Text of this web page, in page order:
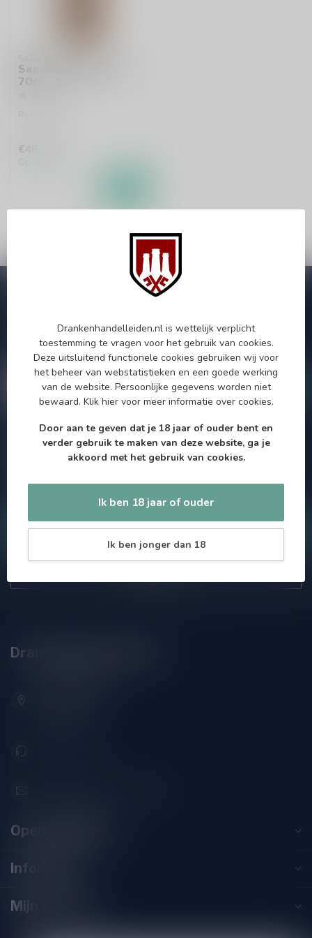
Sagamore Spirit Rye
70cl
€48,99
Op voorraad
Meer informatie
Als je vragen hebt over onze producten of jouw aankoop, bezoek
bedrijfsgegevens, antwoorden op veelgestelde vragen en
verschillende manieren om contact met ons op te nemen.
Klantenservice
Abonneer je op onze nieuwsbrief
aanbiedingen. Die wil je toch niet missen!? We versturen
maximaal één keer per maand een mailing dus geen zorgen over
onnodige spam!
Drankenhandel Leiden
Openingstijden
Informatie
Mijn account
Drankenhandelleiden.nl is wettelijk verplicht
toestemming te vragen voor het gebruik van cookies.
Deze uitsluitend functionele cookies gebruiken wij voor
het beheer van webstatistieken en een goede werking
van de website. Persoonlijke gegevens worden niet
bewaard. Klik hiervoor meer informatie over cookies.
Door aan te geven dat je 18 jaar of ouder bent en
verder gebruik te maken van deze website, ga je
akkoord met het gebruik van cookies.
Ik ben 18 jaar of ouder
Ik ben jonger dan 18